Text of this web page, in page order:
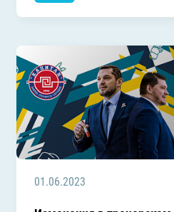
01.06.2023